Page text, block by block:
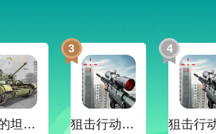
真正的坦克大战
3
狙击行动代号猎鹰最新版
4